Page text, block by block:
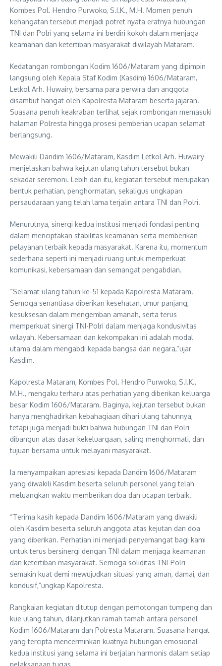
Kombes Pol. Hendro Purwoko, S.I.K., M.H. Momen penuh
kehangatan tersebut menjadi potret nyata eratnya hubungan
TNI dan Polri yang selama ini berdiri kokoh dalam menjaga
keamanan dan ketertiban masyarakat diwilayah Mataram.
Kedatangan rombongan Kodim 1606/Mataram yang dipimpin
langsung oleh Kepala Staf Kodim (Kasdim) 1606/Mataram,
Letkol Arh. Huwairy, bersama para perwira dan anggota
disambut hangat oleh Kapolresta Mataram beserta jajaran.
Suasana penuh keakraban terlihat sejak rombongan memasuki
halaman Polresta hingga prosesi pemberian ucapan selamat
berlangsung.
Mewakili Dandim 1606/Mataram, Kasdim Letkol Arh. Huwairy
menjelaskan bahwa kejutan ulang tahun tersebut bukan
sekadar seremoni. Lebih dari itu, kegiatan tersebut merupakan
bentuk perhatian, penghormatan, sekaligus ungkapan
persaudaraan yang telah lama terjalin antara TNI dan Polri.
Menurutnya, sinergi kedua institusi menjadi fondasi penting
dalam menciptakan stabilitas keamanan serta memberikan
pelayanan terbaik kepada masyarakat. Karena itu, momentum
sederhana seperti ini menjadi ruang untuk memperkuat
komunikasi, kebersamaan dan semangat pengabdian.
“Selamat ulang tahun ke-51 kepada Kapolresta Mataram.
Semoga senantiasa diberikan kesehatan, umur panjang,
kesuksesan dalam mengemban amanah, serta terus
memperkuat sinergi TNI-Polri dalam menjaga kondusivitas
wilayah. Kebersamaan dan kekompakan ini adalah modal
utama dalam mengabdi kepada bangsa dan negara,”ujar
Kasdim.
Kapolresta Mataram, Kombes Pol. Hendro Purwoko, S.I.K.,
M.H., mengaku terharu atas perhatian yang diberikan keluarga
besar Kodim 1606/Mataram. Baginya, kejutan tersebut bukan
hanya menghadirkan kebahagiaan dihari ulang tahunnya,
tetapi juga menjadi bukti bahwa hubungan TNI dan Polri
dibangun atas dasar kekeluargaan, saling menghormati, dan
tujuan bersama untuk melayani masyarakat.
Ia menyampaikan apresiasi kepada Dandim 1606/Mataram
yang diwakili Kasdim beserta seluruh personel yang telah
meluangkan waktu memberikan doa dan ucapan terbaik.
“Terima kasih kepada Dandim 1606/Mataram yang diwakili
oleh Kasdim beserta seluruh anggota atas kejutan dan doa
yang diberikan. Perhatian ini menjadi penyemangat bagi kami
untuk terus bersinergi dengan TNI dalam menjaga keamanan
dan ketertiban masyarakat. Semoga soliditas TNI-Polri
semakin kuat demi mewujudkan situasi yang aman, damai, dan
kondusif,”ungkap Kapolresta.
Rangkaian kegiatan ditutup dengan pemotongan tumpeng dan
kue ulang tahun, dilanjutkan ramah tamah antara personel
Kodim 1606/Mataram dan Polresta Mataram. Suasana hangat
yang tercipta mencerminkan kuatnya hubungan emosional
kedua institusi yang selama ini berjalan harmonis dalam setiap